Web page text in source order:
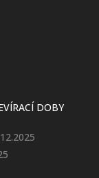
DOBY